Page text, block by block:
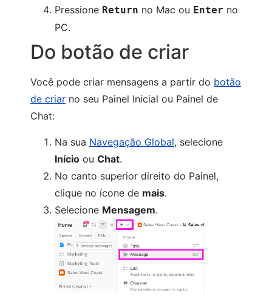
Pressione Return no Mac ou Enter no
PC.
Do botão de criar
Você pode criar mensagens a partir do botão
de criar no seu Painel Inicial ou Painel de
Chat:
Na sua Navegação Global, selecione
Início ou Chat.
No canto superior direito do Painel,
clique no ícone de mais.
Selecione Mensagem.